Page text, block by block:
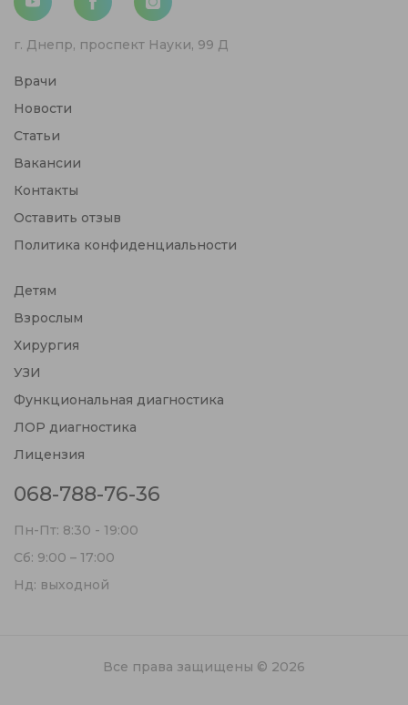
г. Днепр, проспект Науки, 99 Д
Врачи
Новости
Статьи
Вакансии
Контакты
Оставить отзыв
Политика конфиденциальности
Детям
Взрослым
Хирургия
УЗИ
Функциональная диагностика
ЛОР диагностика
Лицензия
068-788-76-36
Пн-Пт: 8:30 - 19:00
Сб: 9:00 – 17:00
Нд: выходной
Все права защищены © 2026